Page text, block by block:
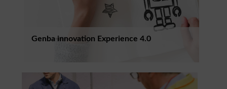
Genba innovation Experience 4.0